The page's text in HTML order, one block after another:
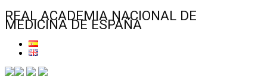
REAL ACADEMIA NACIONAL DE
MEDICINA DE ESPAÑA